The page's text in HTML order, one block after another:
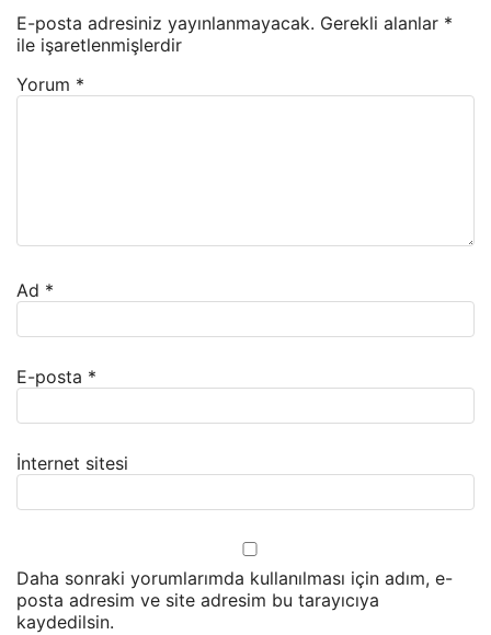
E-posta adresiniz yayınlanmayacak. Gerekli alanlar *
ile işaretlenmişlerdir
Yorum *
Ad *
E-posta *
İnternet sitesi
Daha sonraki yorumlarımda kullanılması için adım, e-
posta adresim ve site adresim bu tarayıcıya
kaydedilsin.